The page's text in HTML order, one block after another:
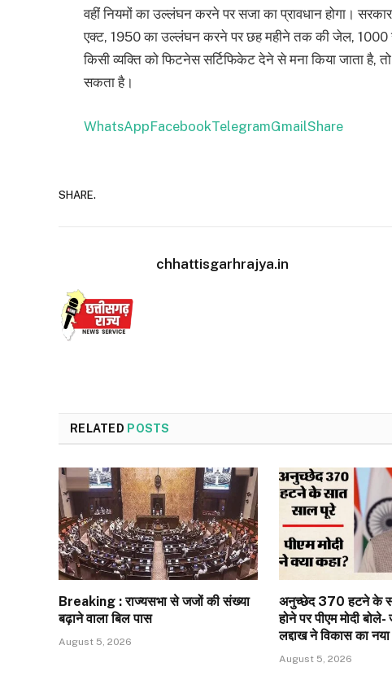
वहीं नियमों का उल्लंघन करने पर सजा का प्रावधान होगा।
एक्ट, 1950 का उल्लंघन करने पर छह महीने तक की जेल, 1000
किसी व्यक्ति को फिटनेस सर्टिफिकेट देने से मना किया जाता है,
सकता है।
WhatsAppFacebookTelegramGmailShare
SHARE.
chhattisgarhrajya.in
RELATED POSTS
Breaking : राज्यसभा से जजों की संख्या
बढ़ाने वाला बिल पास
August 5, 2026
अनुच्छेद 370 हटने के
होने पर पीएम मोदी
लद्दाख ने विकास का
August 5, 2026